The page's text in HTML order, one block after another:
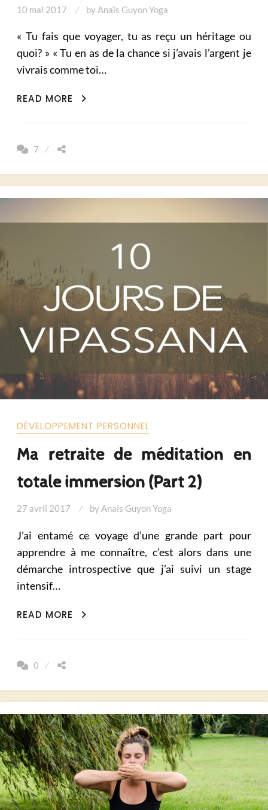
10 mai 2017 byAnaïs Guyon Yoga
« Tu fais que voyager, tu as reçu un héritage ou
quoi? » « Tu en as de la chance si j’avais l’argent je
vivrais comme toi…
READ MORE
OUI
GAGNÉ
LOTO!
7
DÉVELOPPEMENT PERSONNEL
Ma retraite de méditation en
totale immersion (Part 2)
27 avril 2017 byAnaïs Guyon Yoga
J’ai entamé ce voyage d’une grande part pour
apprendre à me connaître, c’est alors dans une
démarche introspective que j’ai suivi un stage
intensif…
READ MORE
MA
(PART
2)
0